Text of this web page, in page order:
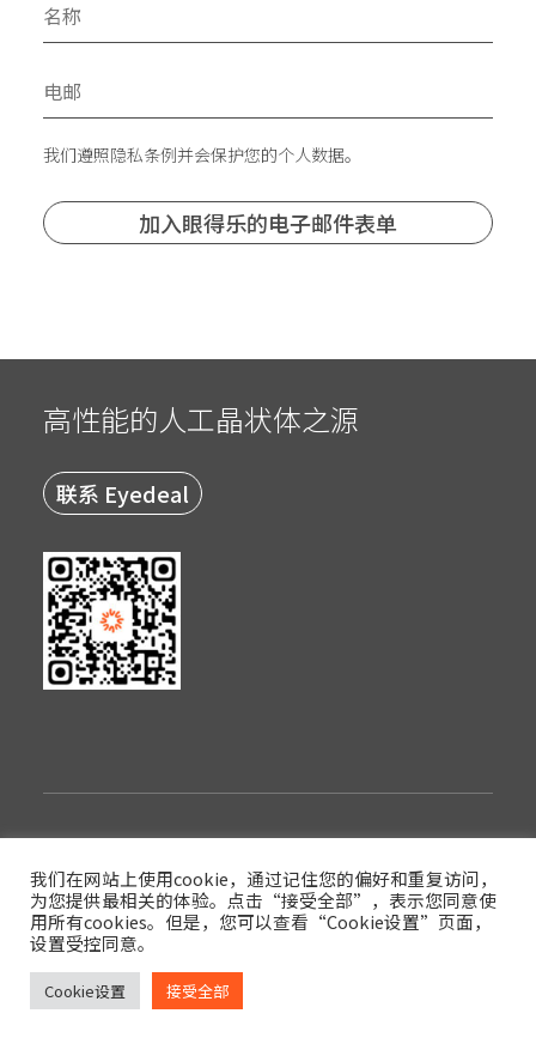
我们遵照隐私条例并会保护您的个人数据。
高性能的人工晶状体之源
联系 Eyedeal
版权© 2022西安眼得乐医疗科技有限公司
陕ICP备17017591号-3
我们在网站上使用cookie，通过记住您的偏好和重复访问，
为您提供最相关的体验。点击“接受全部”，表示您同意使
用所有cookies。但是，您可以查看“Cookie设置”页面，
设置受控同意。
Cookie设置 接受全部